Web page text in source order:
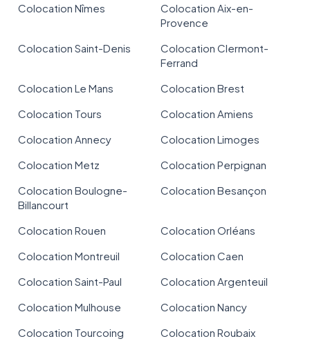
Colocation Nîmes
Colocation Aix-en-
Provence
Colocation Saint-Denis
Colocation Clermont-
Ferrand
Colocation Le Mans
Colocation Brest
Colocation Tours
Colocation Amiens
Colocation Annecy
Colocation Limoges
Colocation Metz
Colocation Perpignan
Colocation Boulogne-
Billancourt
Colocation Besançon
Colocation Rouen
Colocation Orléans
Colocation Montreuil
Colocation Caen
Colocation Saint-Paul
Colocation Argenteuil
Colocation Mulhouse
Colocation Nancy
Colocation Tourcoing
Colocation Roubaix